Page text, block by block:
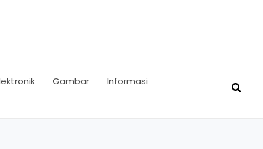
Gambar
Informasi